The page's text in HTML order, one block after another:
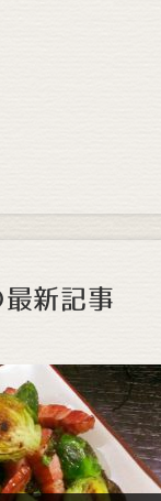
最新記事